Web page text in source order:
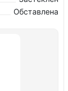
Обставлена